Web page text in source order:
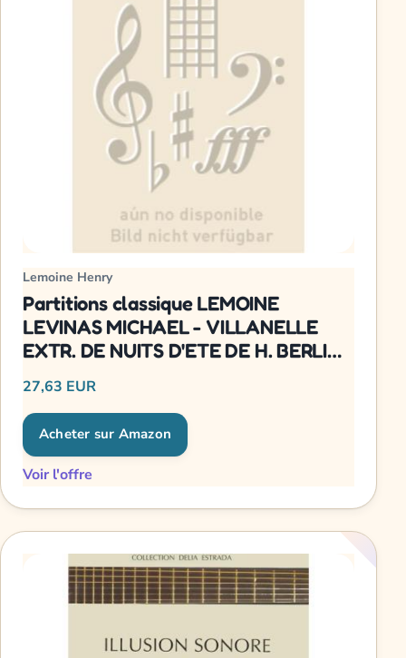
Lemoine Henry
Partitions classique LEMOINE
LEVINAS MICHAEL - VILLANELLE
EXTR. DE NUITS D'ETE DE H. BERLIOZ
ORCHESTRE Ensemble mixte
27,63 EUR
Acheter sur Amazon
Voir l'offre